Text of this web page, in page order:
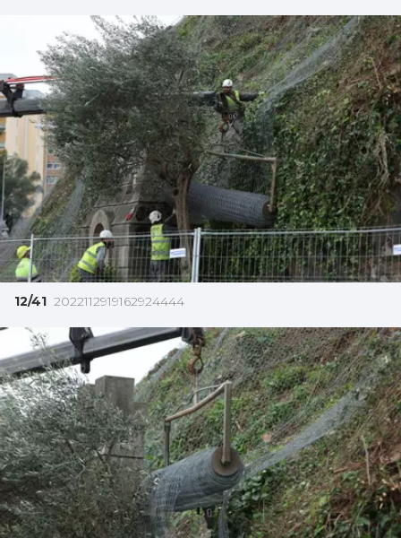
12/41 2022112919162924444